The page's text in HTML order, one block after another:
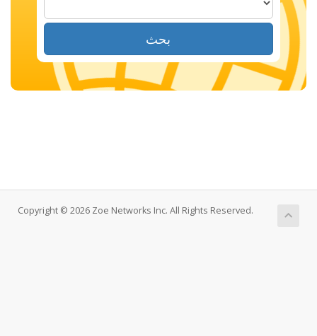
بحث
Copyright © 2026 Zoe Networks Inc. All Rights Reserved.